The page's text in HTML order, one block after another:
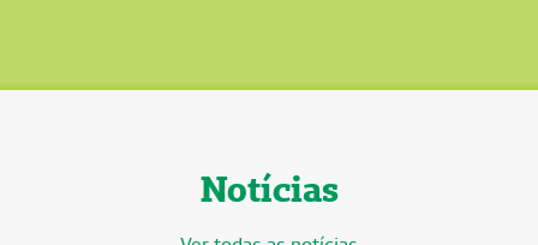
Notícias